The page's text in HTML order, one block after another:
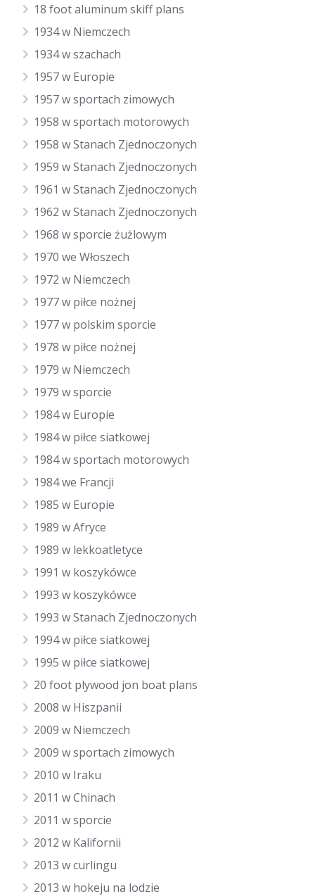
18 foot aluminum skiff plans
1934 w Niemczech
1934 w szachach
1957 w Europie
1957 w sportach zimowych
1958 w sportach motorowych
1958 w Stanach Zjednoczonych
1959 w Stanach Zjednoczonych
1961 w Stanach Zjednoczonych
1962 w Stanach Zjednoczonych
1968 w sporcie żużlowym
1970 we Włoszech
1972 w Niemczech
1977 w piłce nożnej
1977 w polskim sporcie
1978 w piłce nożnej
1979 w Niemczech
1979 w sporcie
1984 w Europie
1984 w piłce siatkowej
1984 w sportach motorowych
1984 we Francji
1985 w Europie
1989 w Afryce
1989 w lekkoatletyce
1991 w koszykówce
1993 w koszykówce
1993 w Stanach Zjednoczonych
1994 w piłce siatkowej
1995 w piłce siatkowej
20 foot plywood jon boat plans
2008 w Hiszpanii
2009 w Niemczech
2009 w sportach zimowych
2010 w Iraku
2011 w Chinach
2011 w sporcie
2012 w Kalifornii
2013 w curlingu
2013 w hokeju na lodzie